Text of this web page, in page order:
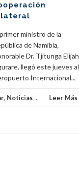
ministro de la
de Namibia,
Dr. Tjitunga Elijah
llegó este jueves al
Internacional...
, Noticias ... Leer Más